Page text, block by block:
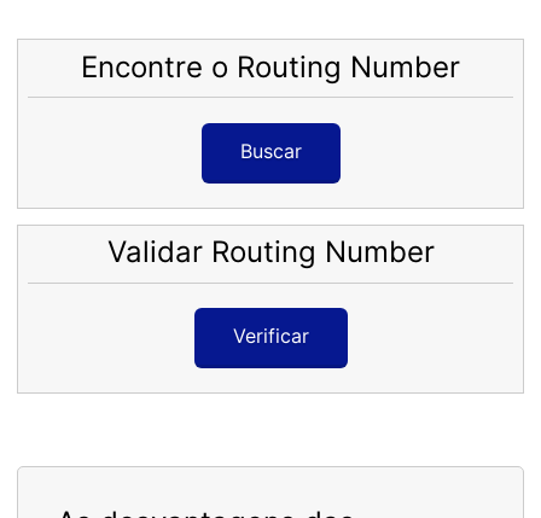
Encontre o Routing Number
Buscar
Validar Routing Number
Verificar